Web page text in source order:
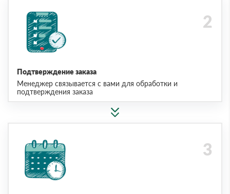
Подтверждение заказа
Менеджер связывается с вами для обработки и
подтверждения заказа